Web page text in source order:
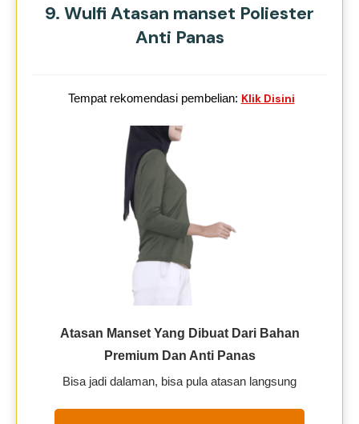
9. Wulfi Atasan manset Poliester
Anti Panas
Tempat rekomendasi pembelian: Klik Disini
Atasan Manset Yang Dibuat Dari Bahan
Premium Dan Anti Panas
Bisa jadi dalaman, bisa pula atasan langsung